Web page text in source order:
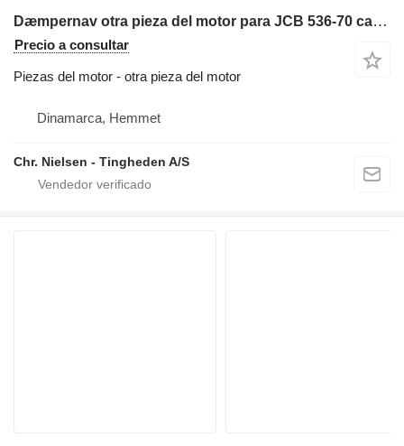
Dæmpernav otra pieza del motor para JCB 536-70 cargadora telescópica
Precio a consultar
Piezas del motor - otra pieza del motor
Dinamarca, Hemmet
Chr. Nielsen - Tingheden A/S